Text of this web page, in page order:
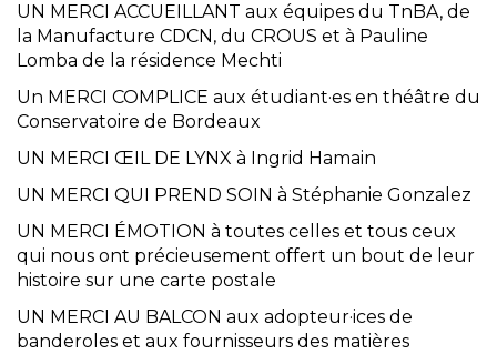
UN MERCI ACCUEILLANT aux équipes du TnBA, de
la Manufacture CDCN, du CROUS et à Pauline
Lomba de la résidence Mechti
Un MERCI COMPLICE aux étudiant·es en théâtre du
Conservatoire de Bordeaux
UN MERCI ŒIL DE LYNX à Ingrid Hamain
UN MERCI QUI PREND SOIN à Stéphanie Gonzalez
UN MERCI ÉMOTION à toutes celles et tous ceux
qui nous ont précieusement offert un bout de leur
histoire sur une carte postale
UN MERCI AU BALCON aux adopteur·ices de
banderoles et aux fournisseurs des matières